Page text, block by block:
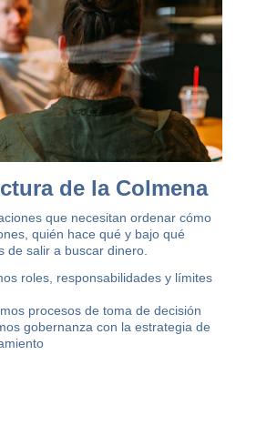
de la Colmena
que necesitan ordenar cómo
quién hace qué y bajo qué
de salir a buscar dinero.
roles, responsabilidades y límites
procesos de toma de decisión
gobernanza con la estrategia de